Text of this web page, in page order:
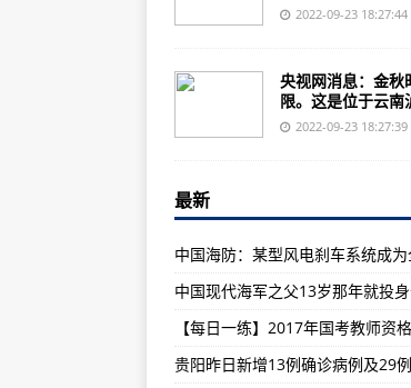
【中型威力弹】AK-
“拳师犬”装甲运兵
中国海军司令员被
《使命召唤：现代
人类第一次进入核
开国大典收阅飞越
240余架苏/俄制直
法海军扩充无人作
2022年全国夏粮总
2022-09-23 18:27:44
央视网消息：金秋
限。这是位于云南
2022-09-23 18:27:39
最新
中国现代海军之父13岁那年就投
【每日一练】2017年国考教师资